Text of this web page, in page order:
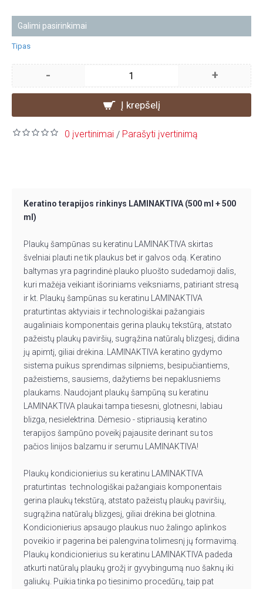
Galimi pasirinkimai
Tipas
- +
Į krepšelį
0 įvertinimai / Parašyti įvertinimą
Keratino terapijos rinkinys LAMINAKTIVA (500 ml + 500
ml)
Plaukų šampūnas su keratinu LAMINAKTIVA skirtas
švelniai plauti ne tik plaukus bet ir galvos odą. Keratino
baltymas yra pagrindinė plauko pluošto sudedamoji dalis,
kuri mažėja veikiant išoriniams veiksniams, patiriant stresą
ir kt. Plaukų šampūnas su keratinu LAMINAKTIVA
praturtintas aktyviais ir technologiškai pažangiais
augaliniais komponentais gerina plaukų tekstūrą, atstato
pažeistų plaukų paviršių, sugrąžina natūralų blizgesį, didina
jų apimtį, giliai drėkina. LAMINAKTIVA keratino gydymo
sistema puikus sprendimas silpniems, besipučiantiems,
pažeistiems, sausiems, dažytiems bei nepaklusniems
plaukams. Naudojant plaukų šampūną su keratinu
LAMINAKTIVA plaukai tampa tiesesni, glotnesni, labiau
blizga, nesielektrina. Dėmesio - stipriausią keratino
terapijos šampūno poveikį pajausite derinant su tos
pačios linijos balzamu ir serumu LAMINAKTIVA!
Plaukų kondicionierius su keratinu LAMINAKTIVA
praturtintas technologiškai pažangiais komponentais
gerina plaukų tekstūrą, atstato pažeistų plaukų paviršių,
sugrąžina natūralų blizgesį, giliai drėkina bei glotnina.
Kondicionierius apsaugo plaukus nuo žalingo aplinkos
poveikio ir pagerina bei palengvina tolimesnį jų formavimą.
Plaukų kondicionierius su keratinu LAMINAKTIVA padeda
atkurti natūralų plaukų grožį ir gyvybingumą nuo šaknų iki
galiukų. Puikia tinka po tiesinimo procedūrų, taip pat